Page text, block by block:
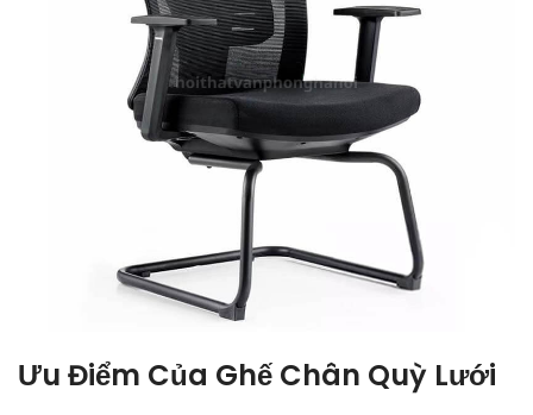
Ưu Điểm Của Ghế Chân Quỳ Lưới